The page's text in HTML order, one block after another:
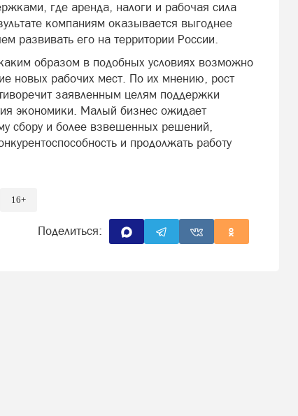
где аренда, налоги и рабочая сила
компаниям оказывается выгоднее
развивать его на территории России.
образом в подобных условиях возможно
новых рабочих мест. По их мнению, рост
заявленным целям поддержки
экономики. Малый бизнес ожидает
сбору и более взвешенных решений,
и продолжать работу
16+
Поделиться: